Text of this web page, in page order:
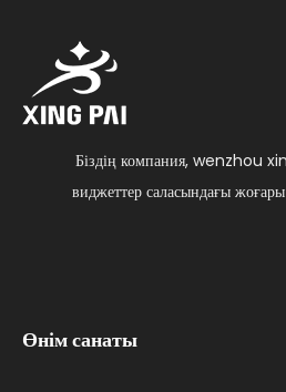
Біздің компания,
виджеттер саласындағы
Өнім санаты